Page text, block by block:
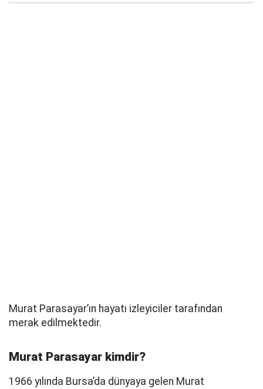
Murat Parasayar’ın hayatı izleyiciler tarafından
merak edilmektedir.
Murat Parasayar kimdir?
1966 yılında Bursa’da dünyaya gelen Murat